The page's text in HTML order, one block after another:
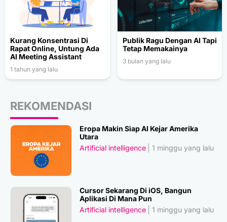
Kurang Konsentrasi Di
Rapat Online, Untung Ada
AI Meeting Assistant
1 tahun yang lalu
Publik Ragu Dengan AI Tapi
Tetap Memakainya
3 bulan yang lalu
REKOMENDASI
Eropa Makin Siap AI Kejar Amerika
Utara
Artificial intelligence
1 minggu yang lalu
Cursor Sekarang Di iOS, Bangun
Aplikasi Di Mana Pun
Artificial intelligence
1 minggu yang lalu